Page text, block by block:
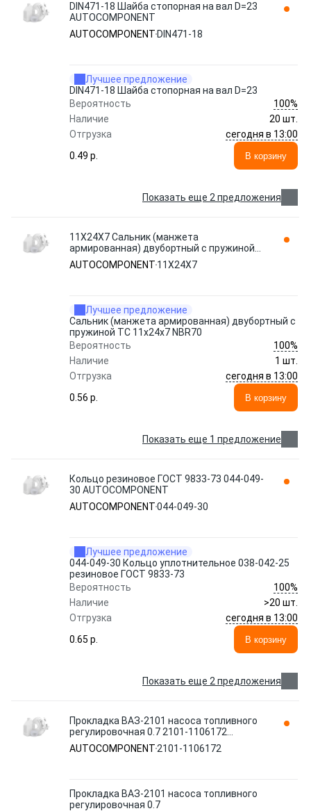
DIN471-18 Шайба стопорная на вал D=23
AUTOCOMPONENT
AUTOCOMPONENT DIN471-18
Лучшее предложение
DIN471-18 Шайба стопорная на вал D=23
Вероятность
100%
Наличие
20 шт.
Отгрузка
сегодня в 13:00
0.49 p.
В корзину
Показать еще 2 предложения
11Х24Х7 Сальник (манжета
армированная) двубортный с пружиной
TC 11х24х7 NBR70 AUTOCOMPONENT
AUTOCOMPONENT 11Х24Х7
Лучшее предложение
Сальник (манжета армированная) двубортный с
пружиной TC 11х24х7 NBR70
Вероятность
100%
Наличие
1 шт.
Отгрузка
сегодня в 13:00
0.56 p.
В корзину
Показать еще 1 предложение
Кольцо резиновое ГОСТ 9833-73 044-049-
30 AUTOCOMPONENT
AUTOCOMPONENT044-049-30
Лучшее предложение
044-049-30 Кольцо уплотнительное 038-042-25
резиновое ГОСТ 9833-73
Вероятность
100%
Наличие
>20 шт.
Отгрузка
сегодня в 13:00
0.65 p.
В корзину
Показать еще 2 предложения
Прокладка ВАЗ-2101 насоса топливного
регулировочная 0.7 2101-1106172
AUTOCOMPONENT
AUTOCOMPONENT 2101-1106172
Прокладка ВАЗ-2101 насоса топливного
регулировочная 0.7